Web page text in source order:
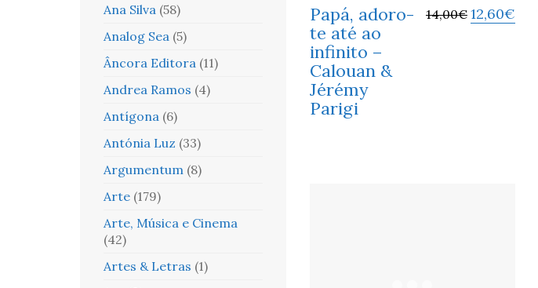
Papá, adoro-
te até ao
infinito –
Calouan &
Jérémy
Parigi
14,00€ 12,60€
Ana Silva (58)
Analog Sea (5)
Âncora Editora (11)
Andrea Ramos (4)
Antígona (6)
Antónia Luz (33)
Argumentum (8)
Arte (179)
Arte, Música e Cinema
(42)
Artes & Letras (1)